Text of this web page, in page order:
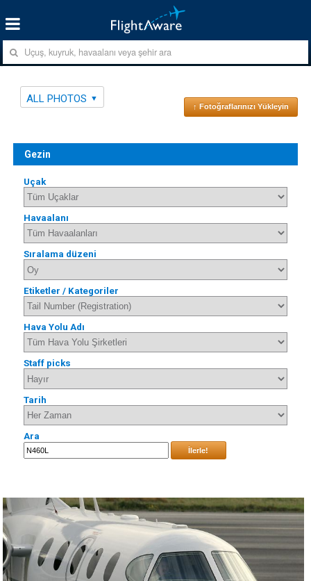
ALL PHOTOS
↑ Fotoğraflarınızı Yükleyin
Gezin
Uçak
Havaalanı
Sıralama düzeni
Etiketler / Kategoriler
Hava Yolu Adı
Staff picks
Tarih
Ara
İlerle!